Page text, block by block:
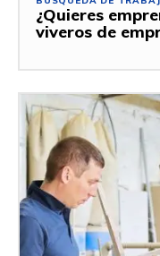
¿Quieres
viveros de